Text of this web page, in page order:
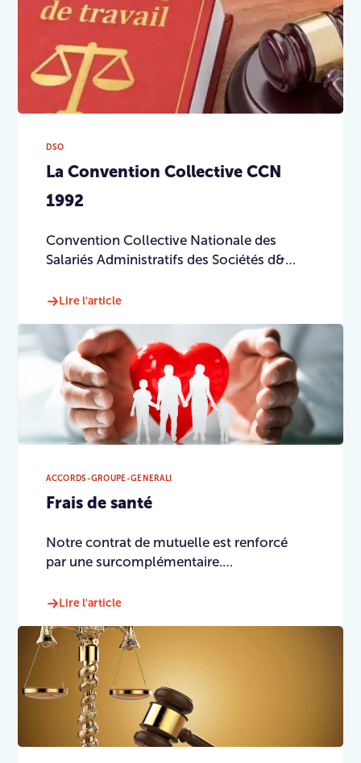
DSO
La Convention Collective CCN
1992
Convention Collective Nationale des
Salariés Administratifs des Sociétés d&…
Lire l'article
ACCORDS-GROUPE-GENERALI
Frais de santé
Notre contrat de mutuelle est renforcé
par une surcomplémentaire.…
Lire l'article